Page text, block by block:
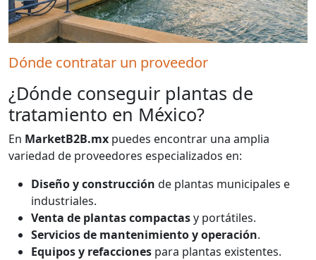
Dónde contratar un proveedor
¿Dónde conseguir plantas de
tratamiento en México?
En MarketB2B.mx puedes encontrar una amplia
variedad de proveedores especializados en:
Diseño y construcción de plantas municipales e
industriales.
Venta de plantas compactasy portátiles.
Servicios de mantenimiento y operación.
Equipos y refacciones para plantas existentes.